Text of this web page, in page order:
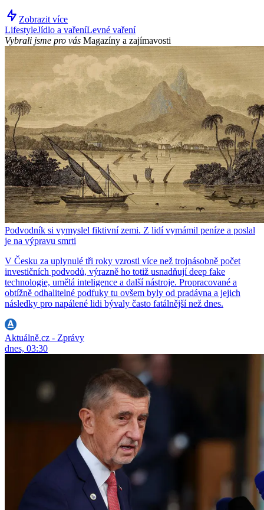
Zobrazit více
LifestyleJídlo a vařeníLevné vaření
Vybrali jsme pro vás Magazíny a zajímavosti
Podvodník si vymyslel fiktivní zemi. Z lidí vymámil peníze a poslal
je na výpravu smrti
V Česku za uplynulé tři roky vzrostl více než trojnásobně počet
investičních podvodů, výrazně ho totiž usnadňují deep fake
technologie, umělá inteligence a další nástroje. Propracované a
obtížně odhalitelné podfuky tu ovšem byly od pradávna a jejich
následky pro napálené lidi bývaly často fatálnější než dnes.
Aktuálně.cz - Zprávy
dnes, 03:30